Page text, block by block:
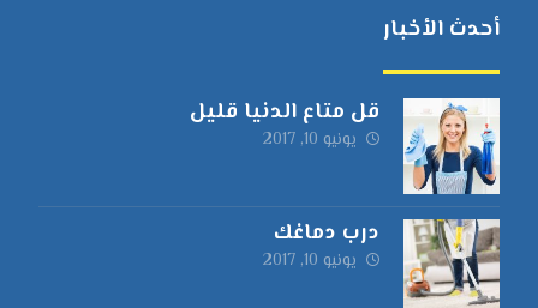
أحدث الأخبار
قل متاع الدنيا قليل
يونيو 10, 2017
درب دماغك
يونيو 10, 2017